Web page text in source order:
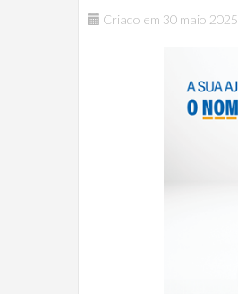
Criado em 30 maio 2025